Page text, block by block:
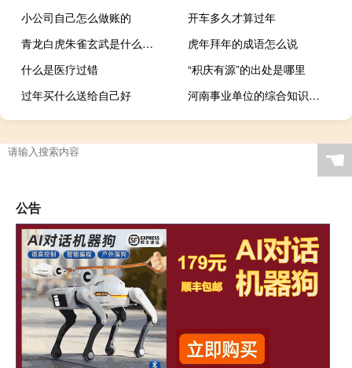
小公司自己怎么做账的
开车多久才算过年
青龙白虎朱雀玄武是什么意思
虎年拜年的成语怎么说
什么是医疗过错
“积庆有源”的出处是哪里
过年买什么送给自己好
河南事业单位的综合知识考试范围
☚
公告